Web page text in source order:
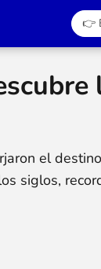
el
siglos,